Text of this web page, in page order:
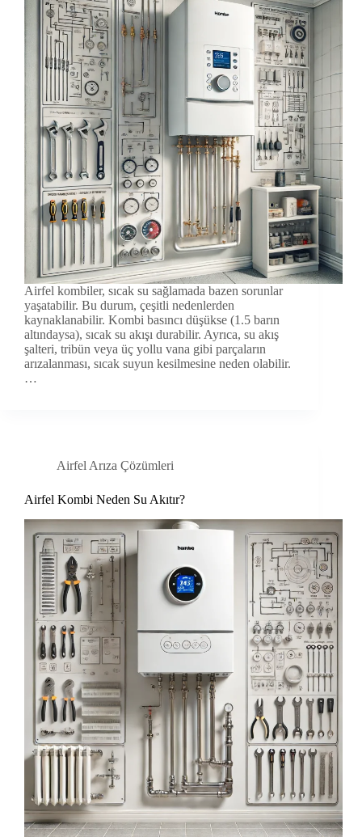
Airfel kombiler, sıcak su sağlamada bazen sorunlar
yaşatabilir. Bu durum, çeşitli nedenlerden
kaynaklanabilir. Kombi basıncı düşükse (1.5 barın
altındaysa), sıcak su akışı durabilir. Ayrıca, su akış
şalteri, tribün veya üç yollu vana gibi parçaların
arızalanması, sıcak suyun kesilmesine neden olabilir.
…
Airfel Arıza Çözümleri
Airfel Kombi Neden Su Akıtır?